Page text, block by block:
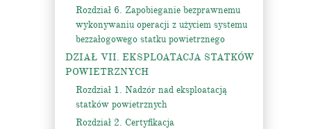
Rozdział 6. Zapobieganie bezprawnemu
wykonywaniu operacji z użyciem systemu
bezzałogowego statku powietrznego
DZIAŁ VII. EKSPLOATACJA STATKÓW
POWIETRZNYCH
Rozdział 1. Nadzór nad eksploatacją
statków powietrznych
Rozdział 2. Certyfikacja